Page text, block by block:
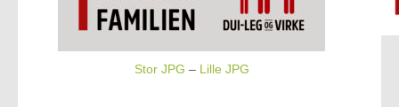
Stor JPG – Lille JPG